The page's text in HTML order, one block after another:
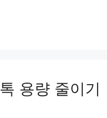
용량 줄이기